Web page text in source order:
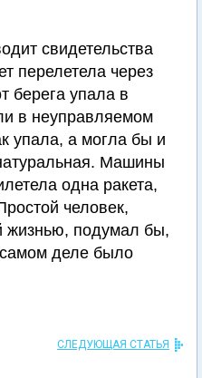
свидетельства
перелетела через
берега упала в
в неуправляемом
упала, а могла бы и
Машины
одна ракета,
человек,
жизнью, подумал бы,
деле было
СЛЕДУЮЩАЯ СТАТЬЯ